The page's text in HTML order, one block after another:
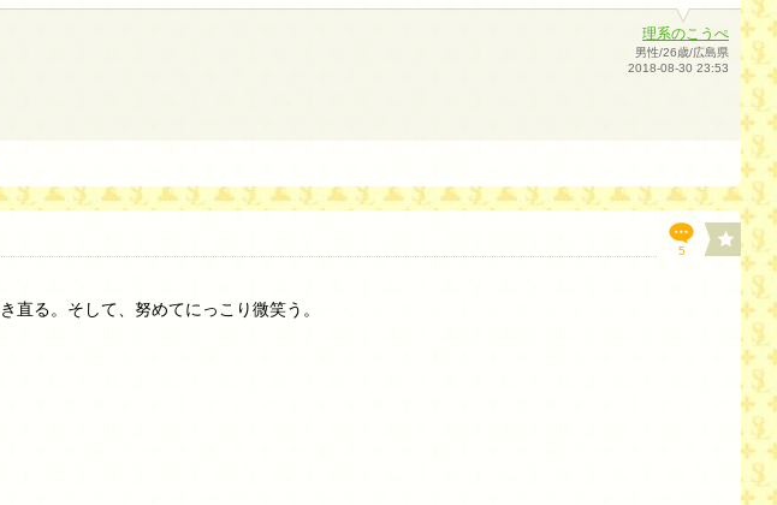
理系のこうぺ
男性/26歳/広島県
2018-08-30 23:53
5
直る。そして、努めてにっこり微笑う。